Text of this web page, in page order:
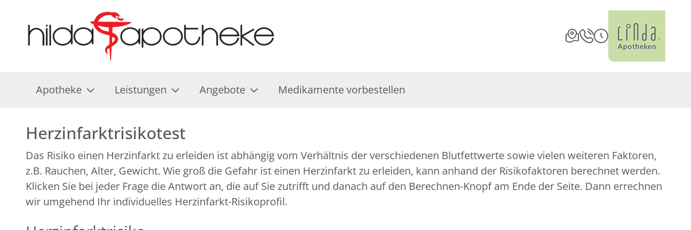
Apotheke Leistungen Angebote Medikamente vorbestellen
Herzinfarktrisikotest
Das Risiko einen Herzinfarkt zu erleiden ist abhängig vom Verhältnis der verschiedenen Blutfettwerte sowie vielen weiteren Faktoren,
z.B. Rauchen, Alter, Gewicht. Wie groß die Gefahr ist einen Herzinfarkt zu erleiden, kann anhand der Risikofaktoren berechnet werden.
Klicken Sie bei jeder Frage die Antwort an, die auf Sie zutrifft und danach auf den Berechnen-Knopf am Ende der Seite. Dann errechnen
wir umgehend Ihr individuelles Herzinfarkt-Risikoprofil.